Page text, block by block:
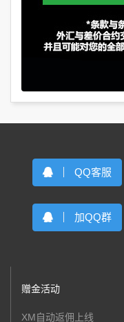
QQ客服
加QQ群
赠金活动
XM自动返佣上线